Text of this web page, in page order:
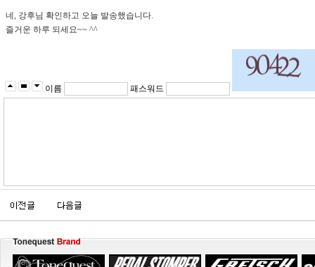
네, 강후님 확인하고 오늘 발송했습니다.
즐거운 하루 되세요~~ ^^
이름 패스워드